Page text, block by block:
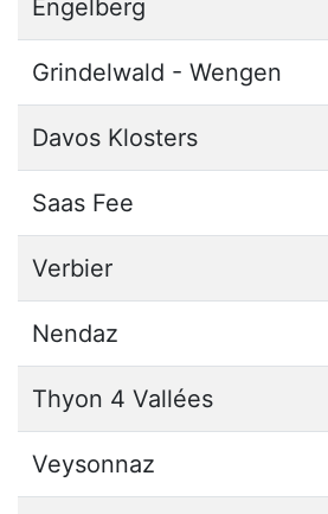
Engelberg
Grindelwald - Wengen
Davos Klosters
Saas Fee
Verbier
Nendaz
Thyon 4 Vallées
Veysonnaz